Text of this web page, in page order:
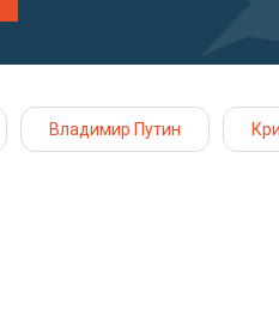
Владимир Путин